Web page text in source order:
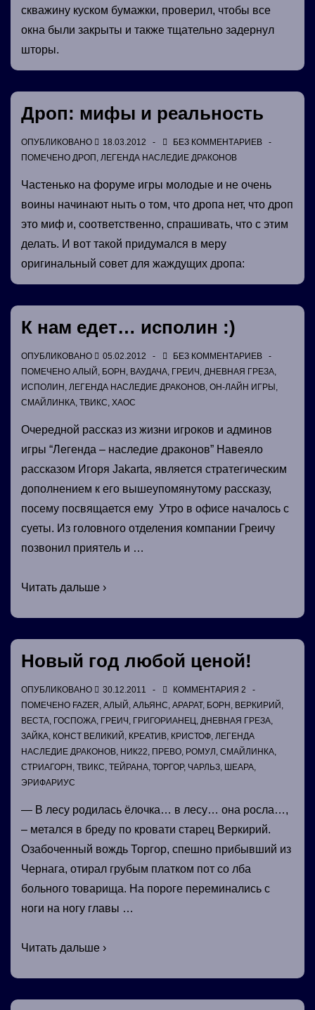
скважину куском бумажки, проверил, чтобы все
окна были закрыты и также тщательно задернул
шторы.
Дроп: мифы и реальность
ОПУБЛИКОВАНО 18.03.2012
БЕЗ КОММЕНТАРИЕВ
ПОМЕЧЕНО ДРОП , ЛЕГЕНДА НАСЛЕДИЕ ДРАКОНОВ
Частенько на форуме игры молодые и не очень
воины начинают ныть о том, что дропа нет, что дроп
это миф и, соответственно, спрашивать, что с этим
делать. И вот такой придумался в меру
оригинальный совет для жаждущих дропа:
К нам едет… исполин :)
ОПУБЛИКОВАНО 05.02.2012
БЕЗ КОММЕНТАРИЕВ
ПОМЕЧЕНО АЛЫЙ , БОРН , ВАУДАЧА, ГРЕИЧ , ДНЕВНАЯ ГРЕЗА,
ИСПОЛИН , ЛЕГЕНДА НАСЛЕДИЕ ДРАКОНОВ, ОН-ЛАЙН ИГРЫ ,
СМАЙЛИНКА, ТВИКС, ХАОС
Очередной рассказ из жизни игроков и админов
игры “Легенда – наследие драконов” Навеяло
рассказом Игоря Jakarta, является стратегическим
дополнением к его вышеупомянутому рассказу,
посему посвящается ему Утро в офисе началось с
суеты. Из головного отделения компании Греичу
позвонил приятель и …
К
🙂
Читать дальше ›
Новый год любой ценой!
ОПУБЛИКОВАНО 30.12.2011
КОММЕНТАРИЯ 2
ПОМЕЧЕНО FAZER, АЛЫЙ , АЛЬЯНС, АРАРАТ, БОРН , ВЕРКИРИЙ ,
ВЕСТА, ГОСПОЖА, ГРЕИЧ , ГРИГОРИАНЕЦ, ДНЕВНАЯ ГРЕЗА,
ЗАЙКА, КОНСТ ВЕЛИКИЙ , КРЕАТИВ, КРИСТОФ, ЛЕГЕНДА
НАСЛЕДИЕ ДРАКОНОВ, НИК22, ПРЕВО, РОМУЛ , СМАЙЛИНКА,
СТРИАГОРН , ТВИКС, ТЕЙРАНА, ТОРГОР, ЧАРЛЬЗ, ШЕАРА,
ЭРИФАРИУС
— В лесу родилась ёлочка… в лесу… она росла…,
– метался в бреду по кровати старец Веркирий.
Озабоченный вождь Торгор, спешно прибывший из
Чернага, отирал грубым платком пот со лба
больного товарища. На пороге переминались с
ноги на ногу главы …
Новый
Читать дальше ›